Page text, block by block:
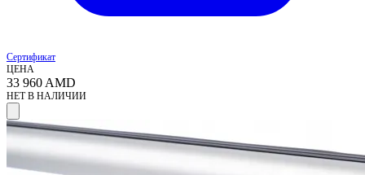
Сертификат
ЦЕНА
33 960 AMD
НЕТ В НАЛИЧИИ